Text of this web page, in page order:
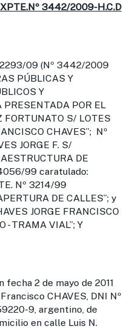
o
3442/2009-H.C.D
09 (Nº 3442/2009
PÚBLICAS Y
Y
POR EL
FORTUNATO S/ LOTES
CHAVES”; Nº
JORGE F. S/
DE
99 caratulado:
Nº 3214/99
DE CALLES”; y
JORGE FRANCISCO
- TRAMA VIAL”; Y
mayo de 2011
CHAVES, DNI Nº
9, argentino, de
en calle Luis N.